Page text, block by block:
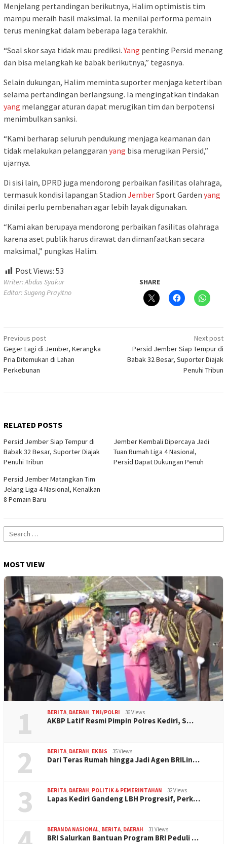
Menjelang pertandingan berikutnya, Halim optimistis tim
mampu meraih hasil maksimal. Ia menilai performa pemain
terus meningkat dalam beberapa laga terakhir.
“Soal skor saya tidak mau prediksi.Yang penting Persid menang
dan bisa melangkah ke babak berikutnya,” tegasnya.
Selain dukungan, Halim meminta suporter menjaga ketertiban
selama pertandingan berlangsung. Ia mengingatkan tindakan
yang melanggar aturan dapat merugikan tim dan berpotensi
menimbulkan sanksi.
“Kami berharap seluruh pendukung menjaga keamanan dan
tidak melakukan pelanggaran yang bisa merugikan Persid,”
ujarnya.
Di sisi lain, DPRD juga mendorong perbaikan fasilitas olahraga,
termasuk kondisi lapangan Stadion JemberSport Garden yang
dinilai perlu pembenahan agar lebih layak digunakan.
“Kami akan berupaya mendorong perbaikan fasilitas olahraga
karena aset publik harus dirawat dan dimanfaatkan secara
maksimal,” pungkas Halim.
Post Views: 53
Writer: Abdus Syakur
Editor: Sugeng Prayitno
SHARE
Post
navigation
Previous post
Geger Lagi di Jember, Kerangka
Pria Ditemukan di Lahan
Perkebunan
Next post
Persid Jember Siap Tempur di
Babak 32 Besar, Suporter Diajak
Penuhi Tribun
RELATED POSTS
Persid Jember Siap Tempur di
Babak 32 Besar, Suporter Diajak
Penuhi Tribun
Jember Kembali Dipercaya Jadi
Tuan Rumah Liga 4 Nasional,
Persid Dapat Dukungan Penuh
Persid Jember Matangkan Tim
Jelang Liga 4 Nasional, Kenalkan
8 Pemain Baru
Search
for:
MOST VIEW
1 BERITA, DAERAH, TNI/POLRI 36 Views
AKBP Latif Resmi Pimpin Polres Kediri, S…
2 BERITA, DAERAH, EKBIS 35 Views
Dari Teras Rumah hingga Jadi Agen BRILin…
3 BERITA, DAERAH, POLITIK & PEMERINTAHAN 32 Views
Lapas Kediri Gandeng LBH Progresif, Perk…
BERANDA NASIONAL, BERITA, DAERAH 31 Views
BRI Salurkan Bantuan Program BRI Peduli …